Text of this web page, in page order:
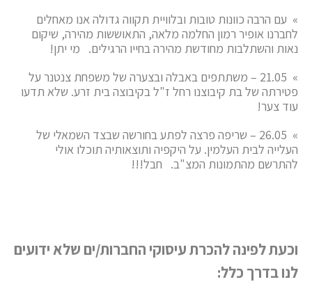
» עם הרבה כוונות טובות ובלוויית תקווה גדולה אנו מאחלים
לחברנו אופיר רמון החלמה מלאה, התאוששות מהירה, שיקום
נאות והשתלבות מחודשת מהירה בחייו הרגילים. מי יתן!
» 21.05 – משתתפים באבלה ובצערה של משפחת צנטנר על
פטירתה של בת קיבוצנו רחל ז"ל בקיבוצה בית זרע. שלא תדעו
עוד צער!
» 26.05 – שריפה פרצה לפתע בחורשה שבצד השמאלי של
העלייה לבית העלמין. על היקפיה ותוצאותיה תוכלו אולי
להתרשם מהתמונות המצ"ב. חבל!!!
וכעת לפינה להכרת עיסוקי החברות/ים שלא ידועים
לנו בדרך כלל: